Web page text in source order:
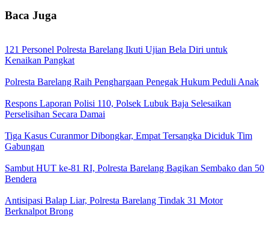
Baca Juga
121 Personel Polresta Barelang Ikuti Ujian Bela Diri untuk
Kenaikan Pangkat
Polresta Barelang Raih Penghargaan Penegak Hukum Peduli Anak
Respons Laporan Polisi 110, Polsek Lubuk Baja Selesaikan
Perselisihan Secara Damai
Tiga Kasus Curanmor Dibongkar, Empat Tersangka Diciduk Tim
Gabungan
Sambut HUT ke-81 RI, Polresta Barelang Bagikan Sembako dan 50
Bendera
Antisipasi Balap Liar, Polresta Barelang Tindak 31 Motor
Berknalpot Brong